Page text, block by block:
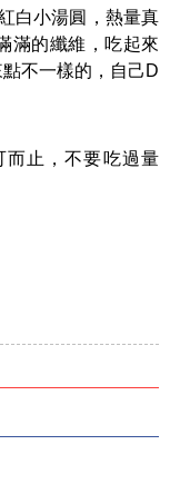
白小湯圓，熱量真
滿的纖維，吃起來
不一樣的，自己D
而止，不要吃過量